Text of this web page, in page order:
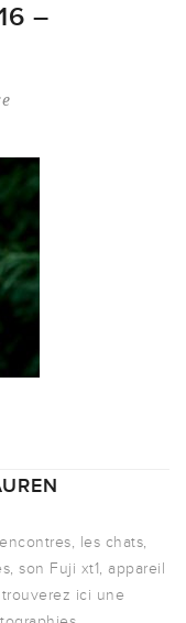
–
les chats,
son Fuji xt1, appareil
ici une